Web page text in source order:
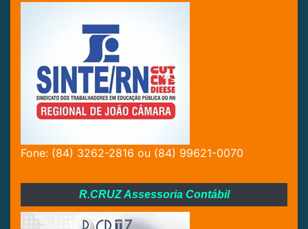
Fone: (84) 3262-2816 ou (84) 99621-0070
R.CRUZ Assessoria Contábil